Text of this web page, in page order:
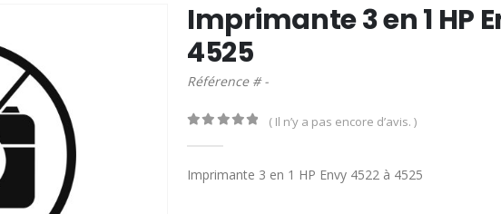
Imprimante 3 en 1 HP
4525
Référence # -
( Il n’y a pas encore d’avis. )
Imprimante 3 en 1 HP Envy 4522 à 4525